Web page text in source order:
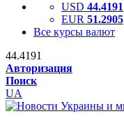
USD 44.4191
EUR 51.2905
Все курсы валют
44.4191
Авторизация
Поиск
UA